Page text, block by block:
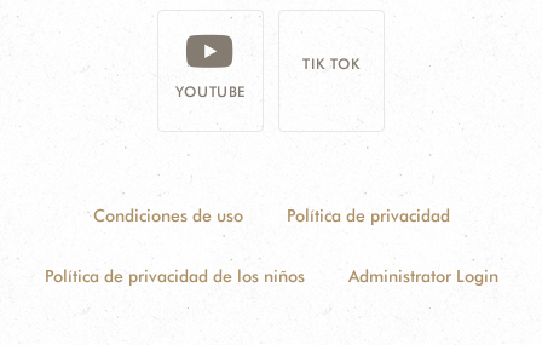
YOUTUBE
TIK TOK
Condiciones de uso Política de privacidad
Política de privacidad de los niños Administrator Login